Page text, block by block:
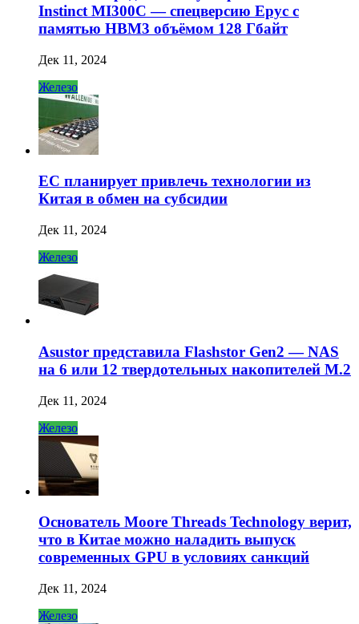
Instinct MI300C — спецверсию Epyc с
памятью HBM3 объёмом 128 Гбайт
Дек 11, 2024
Железо
ЕС планирует привлечь технологии из
Китая в обмен на субсидии
Дек 11, 2024
Железо
Asustor представила Flashstor Gen2 — NAS
на 6 или 12 твердотельных накопителей M.2
Дек 11, 2024
Железо
Основатель Moore Threads Technology верит,
что в Китае можно наладить выпуск
современных GPU в условиях санкций
Дек 11, 2024
Железо